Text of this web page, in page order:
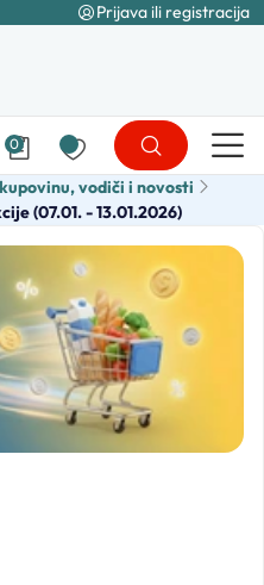
Prijava ili registracija
0
vodiči i novosti
(07.01. - 13.01.2026)